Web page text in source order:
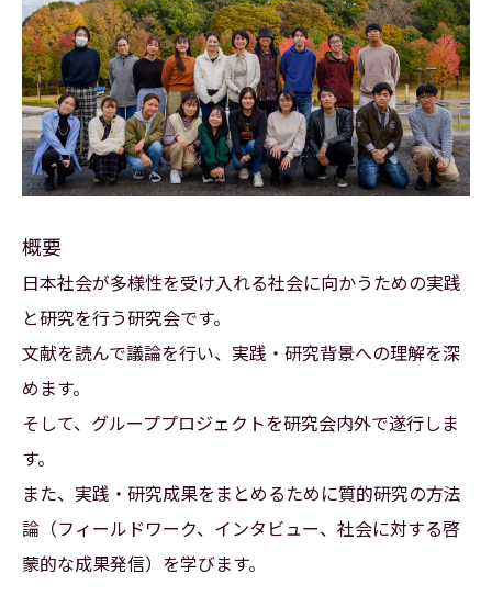
概要
日本社会が多様性を受け入れる社会に向かうための実践
と研究を行う研究会です。
文献を読んで議論を行い、実践・研究背景への理解を深
めます。
そして、グループプロジェクトを研究会内外で遂行しま
す。
また、実践・研究成果をまとめるために質的研究の方法
論（フィールドワーク、インタビュー、社会に対する啓
蒙的な成果発信）を学びます。